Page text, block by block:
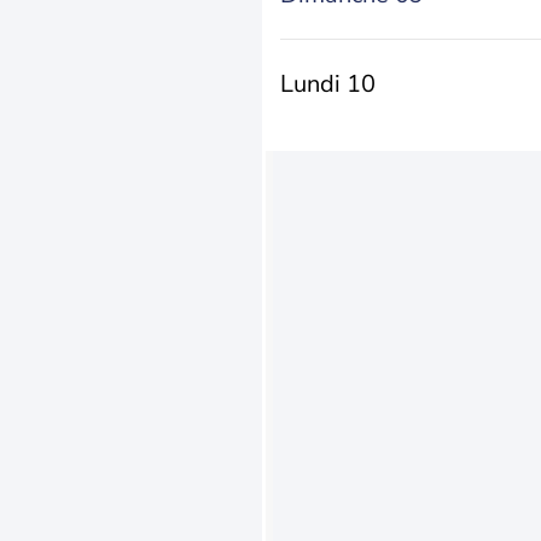
Lundi 10